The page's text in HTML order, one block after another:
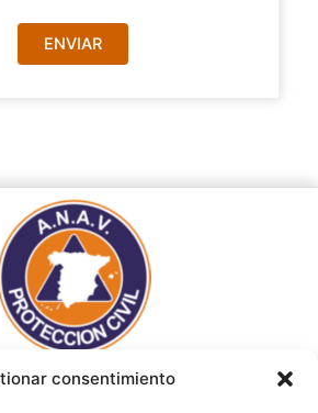
consentimiento